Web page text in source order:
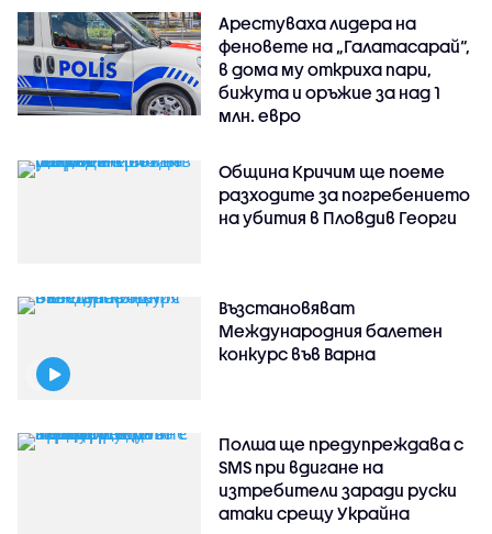
Арестуваха лидера на
феновете на „Галатасарай“,
в дома му откриха пари,
бижута и оръжие за над 1
млн. евро
Община Кричим ще поеме
разходите за погребението
на убития в Пловдив Георги
Възстановяват
Международния балетен
конкурс във Варна
Полша ще предупреждава с
SMS при вдигане на
изтребители заради руски
атаки срещу Украйна